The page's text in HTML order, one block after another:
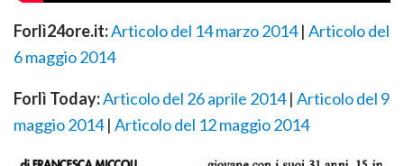
Forlì24ore.it:Articolo del 14 marzo 2014| Articolo del
6 maggio 2014
Forlì Today:Articolo del 26 aprile 2014| Articolo del 9
maggio 2014| Articolo del 12 maggio 2014